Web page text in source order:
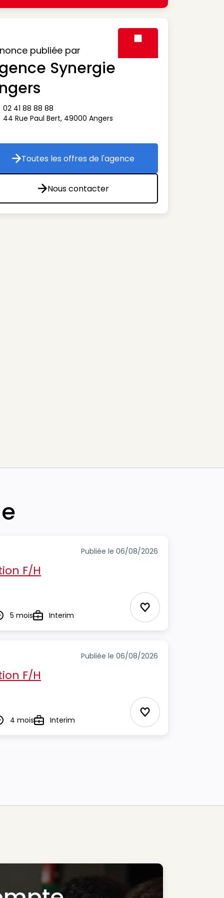
publiée par
Synergie
téléphone
02 41 88 88 88
adresse
44 Rue Paul Bert, 49000 Angers
Toutes les offres de l'agence
Toutes les offres de l'agence
Nous contacter
Nous contacter
Publiée le 06/08/2026
F/H
5 moisTypeInterim Ajouter aux
Publiée le 06/08/2026
F/H
4 moisTypeInterim Ajouter aux